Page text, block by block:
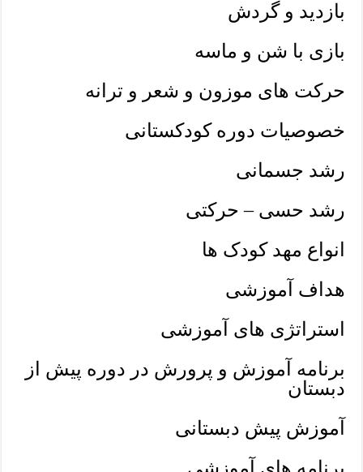
بازدید و گردش
بازی با شن و ماسه
حرکت های موزون و شعر و ترانه
خصوصیات دوره کودکستانی
رشد جسمانی
رشد حسی – حرکتی
انواع مهد کودک ها
هداف آموزشی
استراتژی های آموزشی
برنامه آموزش و پرورش در دوره پیش از
دبستان
آموزش پیش دبستانی